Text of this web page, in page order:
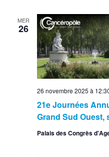
MER
26
21e Journées
Grand Sud Ouest,
26 novembre 2025 à
Palais des Congrès